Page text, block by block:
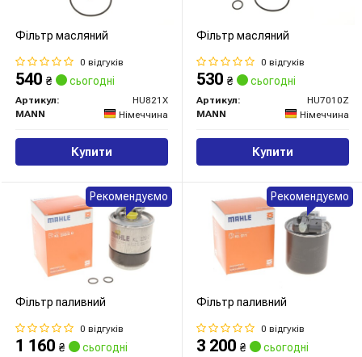
Фільтр масляний
0 відгуків
540 ₴ сьогодні
Артикул:
HU821X
MANN
Німеччина
Купити
Фільтр масляний
0 відгуків
530 ₴ сьогодні
Артикул:
HU7010Z
MANN
Німеччина
Купити
Фільтр паливний
0 відгуків
1 160 ₴ сьогодні
Рекомендуємо
Фільтр паливний
0 відгуків
3 200 ₴ сьогодні
Рекомендуємо